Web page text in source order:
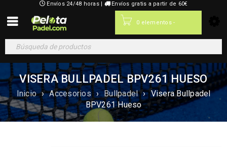
Envíos 24/48 horas | Envíos gratis a partir de 60€
0 elementos -
VISERA BULLPADEL BPV261 HUESO
Inicio › Accesorios › Bullpadel › Visera Bullpadel
BPV261 Hueso